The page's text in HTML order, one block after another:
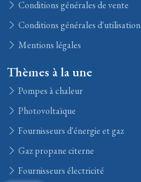
Conditions générales de vente
Conditions générales d'utilisation
Mentions légales
Thèmes à la une
Pompes à chaleur
Photovoltaïque
Fournisseurs d'énergie et gaz
Gaz propane citerne
Fournisseurs électricité